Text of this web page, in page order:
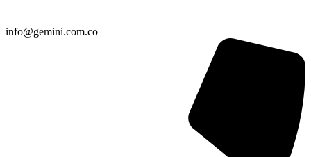
info@gemini.com.co